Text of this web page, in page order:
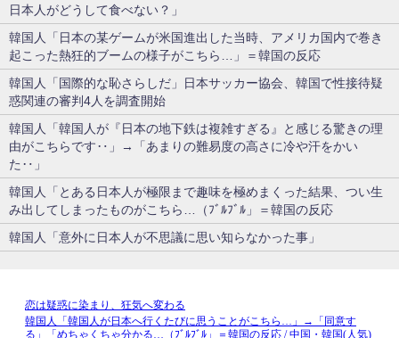
日本人がどうして食べない？」
韓国人「日本の某ゲームが米国進出した当時、アメリカ国内で巻き
起こった熱狂的ブームの様子がこちら…」＝韓国の反応
韓国人「国際的な恥さらしだ」日本サッカー協会、韓国で性接待疑
惑関連の審判4人を調査開始
韓国人「韓国人が『日本の地下鉄は複雑すぎる』と感じる驚きの理
由がこちらです‥」→「あまりの難易度の高さに冷や汗をかい
た‥」
韓国人「とある日本人が極限まで趣味を極めまくった結果、つい生
み出してしまったものがこちら…（ﾌﾞﾙﾌﾞﾙ」＝韓国の反応
韓国人「意外に日本人が不思議に思い知らなかった事」